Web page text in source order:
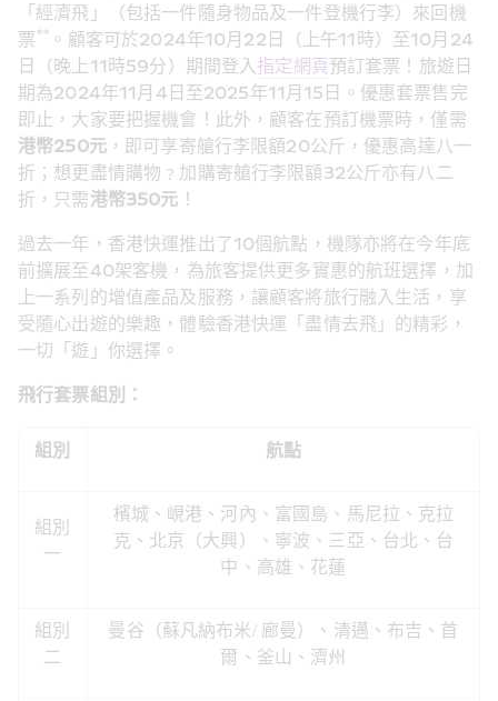
「經濟飛」（包括一件隨身物品及一件登機行李）來回機
票** 。顧客可於2024年10月22日（上午11時）至10月24
日（晚上11時59分）期間登入指定網頁預訂套票！旅遊日
期為2024年11月4日至2025年11月15日。優惠套票售完
即止，大家要把握機會！此外，顧客在預訂機票時，僅需
港幣250元，即可享寄艙行李限額20公斤，優惠高達八一
折；想更盡情購物﹖加購寄艙行李限額32公斤亦有八二
折，只需港幣350元 ！
過去一年，香港快運推出了10個航點，機隊亦將在今年底
前擴展至40架客機，為旅客提供更多實惠的航班選擇，加
上一系列的增值產品及服務，讓顧客將旅行融入生活，享
受隨心出遊的樂趣，體驗香港快運「盡情去飛」的精彩，
一切「遊」你選擇。
飛行套票組別：
組別 航點
組別
一
檳城、峴港、河內、富國島、馬尼拉、克拉
克、北京（大興）、寧波、三亞、台北、台
中、高雄、花蓮
組別
二
曼谷（蘇凡納布米/ 廊曼）、清邁、布吉、首
爾、釜山、濟州